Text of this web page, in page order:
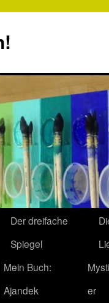
Der dreifache
Spiegel
Mein Buch:
Ajandek
er